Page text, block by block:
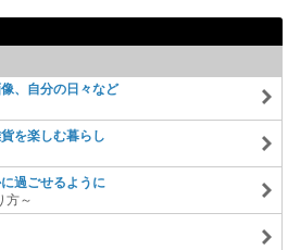
、自分の日々など
を楽しむ暮らし
過ごせるように
方～